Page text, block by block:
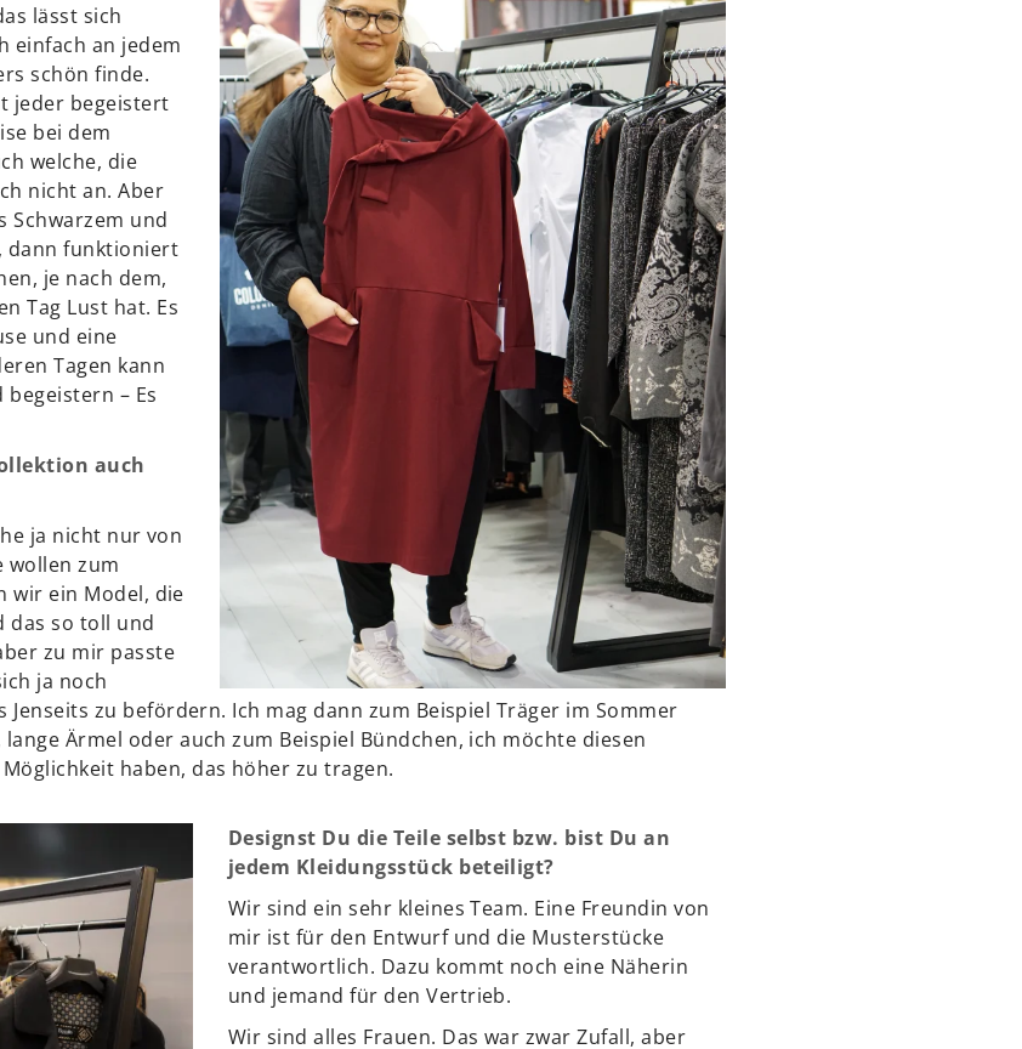
lässt sich
einfach an jedem
schön finde.
jeder begeistert
bei dem
welche, die
nicht an. Aber
Schwarzem und
dann funktioniert
je nach dem,
Tag Lust hat. Es
und eine
Tagen kann
– Es
auch
ja nicht nur von
wollen zum
wir ein Model, die
das so toll und
zu mir passte
ja noch
zu befördern. Ich mag dann zum Beispiel Träger im Sommer
Ärmel oder auch zum Beispiel Bündchen, ich möchte diesen
haben, das höher zu tragen.
Designst Du die Teile selbst bzw. bist Du an
jedem Kleidungsstück beteiligt?
Wir sind ein sehr kleines Team. Eine Freundin von
mir ist für den Entwurf und die Musterstücke
verantwortlich. Dazu kommt noch eine Näherin
und jemand für den Vertrieb.
Wir sind alles Frauen. Das war zwar Zufall, aber